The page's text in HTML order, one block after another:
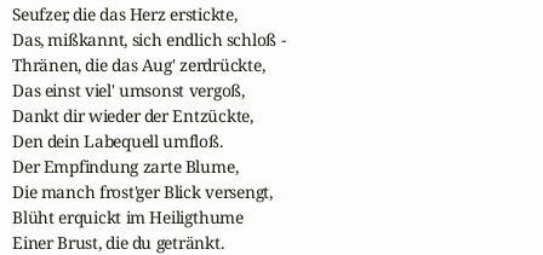
Seufzer, die das Herz erstickte,
Das, mißkannt, sich endlich schloß -
Thränen, die das Aug' zerdrückte,
Das einst viel' umsonst vergoß,
Dankt dir wieder der Entzückte,
Den dein Labequell umfloß.
Der Empfindung zarte Blume,
Die manch frost'ger Blick versengt,
Blüht erquickt im Heiligthume
Einer Brust, die du getränkt.